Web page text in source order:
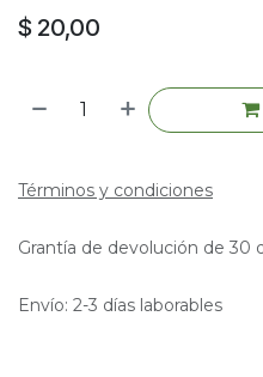
$ 20,00
Términos y condiciones
Grantía de devolución de 30
Envío: 2-3 días laborables